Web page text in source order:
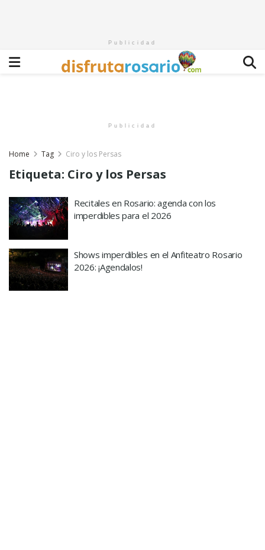
Publicidad
Publicidad
Home Tag Ciro y los Persas
Etiqueta: Ciro y los Persas
Recitales en Rosario: agenda con los
imperdibles para el 2026
Shows imperdibles en el Anfiteatro Rosario
2026: ¡Agendalos!